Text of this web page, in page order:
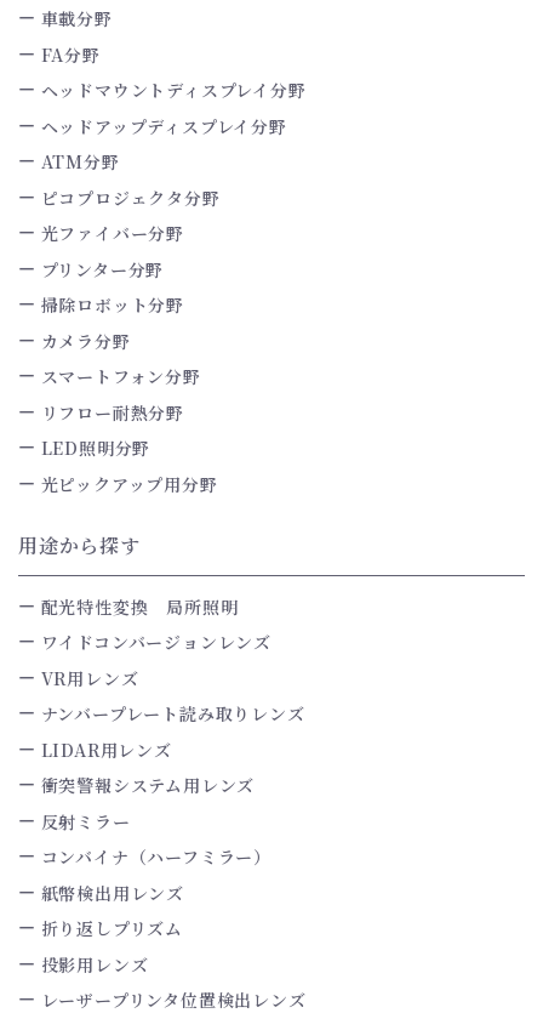
車載分野
FA分野
ヘッドマウントディスプレイ分野
ヘッドアップディスプレイ分野
ATM分野
ピコプロジェクタ分野
光ファイバー分野
プリンター分野
掃除ロボット分野
カメラ分野
スマートフォン分野
リフロー耐熱分野
LED照明分野
光ピックアップ用分野
用途から探す
配光特性変換 局所照明
ワイドコンバージョンレンズ
VR用レンズ
ナンバープレート読み取りレンズ
LIDAR用レンズ
衝突警報システム用レンズ
反射ミラー
コンバイナ（ハーフミラー）
紙幣検出用レンズ
折り返しプリズム
投影用レンズ
レーザープリンタ位置検出レンズ